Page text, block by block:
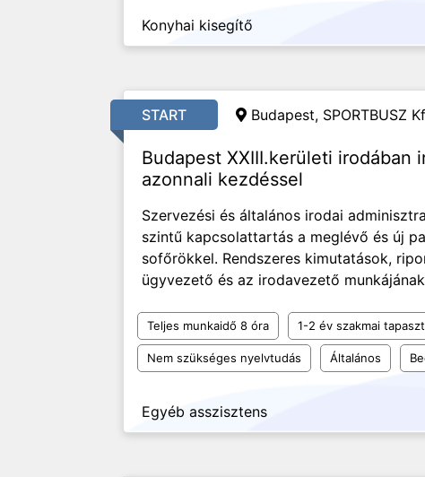
Konyhai kisegítő
START Budapest, SPORTBUSZ
Budapest XXIII.kerületi irodában
azonnali kezdéssel
Szervezési és általános irodai
szintű kapcsolattartás a meglévő és új
sofőrökkel. Rendszeres kimutatások,
ügyvezető és az irodavezető
Teljes munkaidő 8 óra 1-2 év szakmai
Nem szükséges nyelvtudás Általános
Egyéb asszisztens